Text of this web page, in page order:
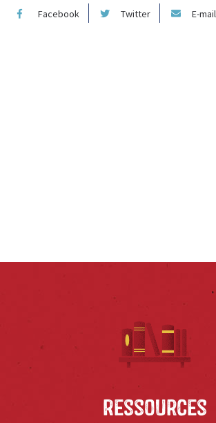
Facebook Twitter E-mail
Ressources